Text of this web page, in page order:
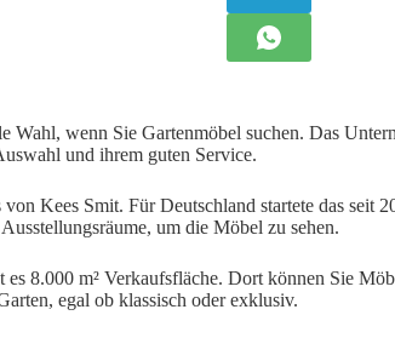
Wahl, wenn Sie Gartenmöbel suchen. Das
und ihrem guten Service.
Kees Smit. Für Deutschland startete das seit
um die Möbel zu sehen.
8.000 m² Verkaufsfläche. Dort können Sie
egal ob klassisch oder exklusiv.